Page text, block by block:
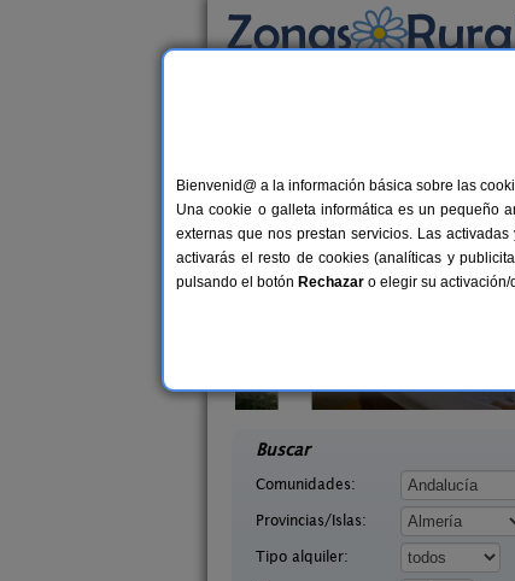
Casas Rurales
24 €
Buscar
Comunidades:
Provincias/Islas:
Tipo alquiler:
Bienvenid@ a la información básica sobre las
Una cookie o galleta informática es un pequeño
externas que nos prestan servicios. Las
activarás el resto de cookies (analíticas y
pulsando el botón Rechazar o elegir su activación/